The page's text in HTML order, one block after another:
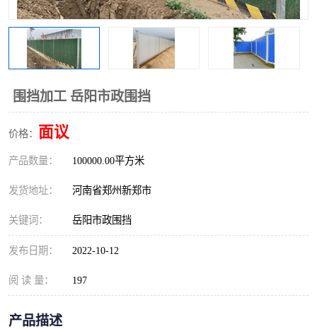
围挡加工 岳阳市政围挡
价格： 面议
产品数量： 100000.00平方米
发货地址： 河南省郑州新郑市
关键词： 岳阳市政围挡
发布日期： 2022-10-12
阅 读 量： 197
产品描述